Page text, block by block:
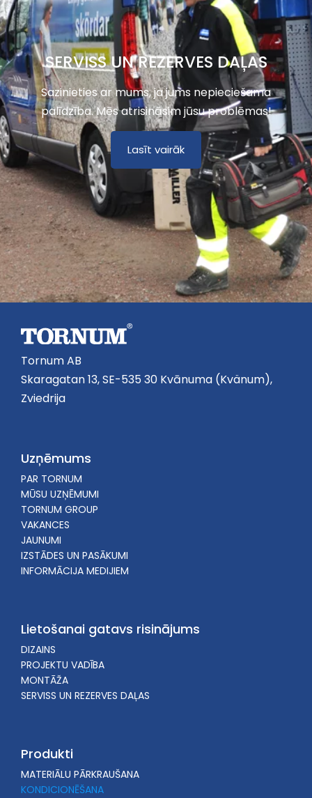
SERVISS UN REZERVES DAĻAS
Sazinieties ar mums, ja jums nepieciešama
palīdzība. Mēs atrisināsim jūsu problēmas!
Lasīt vairāk
Tornum AB
Skaragatan 13, SE-535 30 Kvānuma (Kvänum),
Zviedrija
Uzņēmums
PAR TORNUM
MŪSU UZŅĒMUMI
TORNUM GROUP
VAKANCES
JAUNUMI
IZSTĀDES UN PASĀKUMI
INFORMĀCIJA MEDIJIEM
Lietošanai gatavs risinājums
DIZAINS
PROJEKTU VADĪBA
MONTĀŽA
SERVISS UN REZERVES DAĻAS
Produkti
MATERIĀLU PĀRKRAUŠANA
KONDICIONĒŠANA